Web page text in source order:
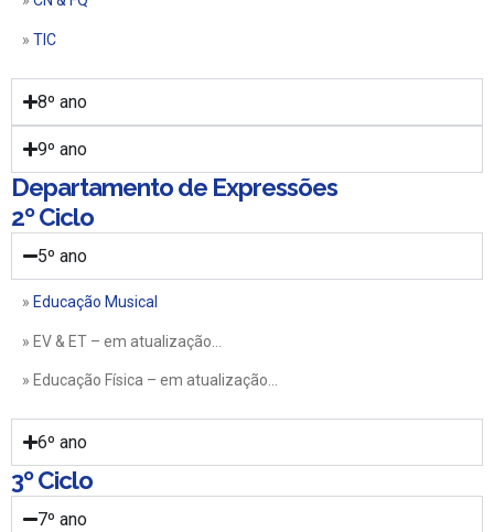
» TIC
8º ano
9º ano
Departamento de Expressões
2º Ciclo
5º ano
» Educação Musical
» EV & ET – em atualização…
» Educação Física – em atualização…
6º ano
3º Ciclo
7º ano